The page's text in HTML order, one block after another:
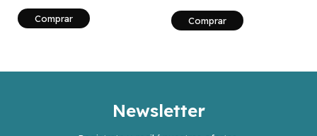
Newsletter